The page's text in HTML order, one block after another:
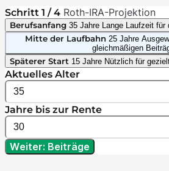
Schritt 1 / 4 Roth-IRA-Projektion
Berufsanfang 35 Jahre Lange Laufzeit
Mitte der Laufbahn 25 Jahre
gleichmäßigen
Späterer Start 15 Jahre Nützlich für
Aktuelles Alter
Jahre bis zur Rente
Weiter: Beiträge